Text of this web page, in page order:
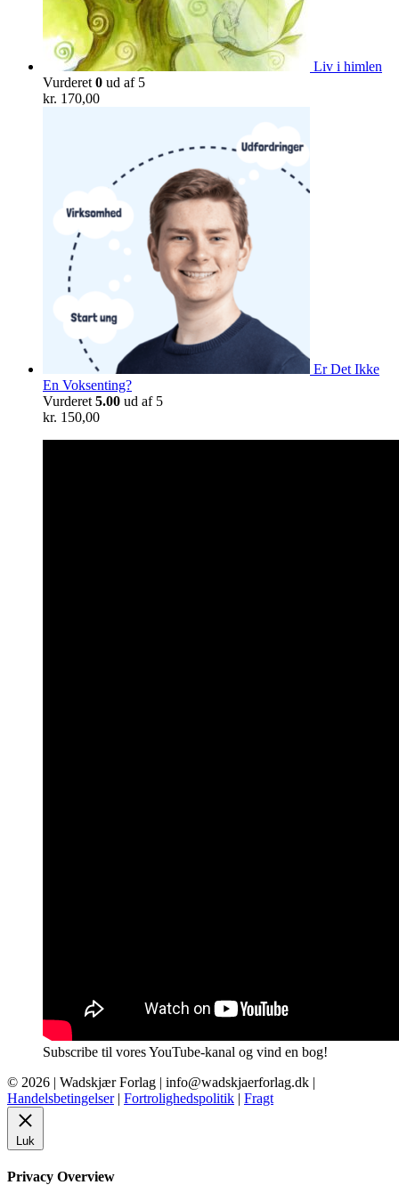
Liv i himlen
Vurderet 0 ud af 5
kr. 170,00
Er Det Ikke
En Voksenting?
Vurderet 5.00 ud af 5
kr. 150,00
Subscribe til vores YouTube-kanal og vind en bog!
© 2026 | Wadskjær Forlag | info@wadskjaerforlag.dk |
Handelsbetingelser| Fortrolighedspolitik | Fragt
Luk
Privacy Overview